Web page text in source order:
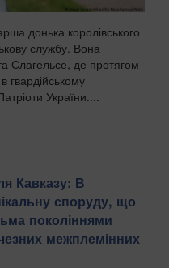
донька королівського
службу. Вона
Слагельсе, де протягом
гвардійському
України....
Кавказу: В
споруду, що
поколіннями
межплемінних